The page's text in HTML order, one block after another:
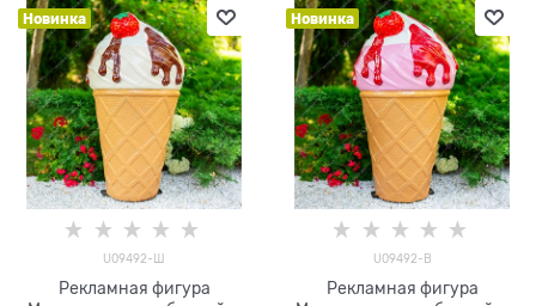
Новинка
U09492-Ш
Рекламная фигура
Новинка
U09492-В
Рекламная фигура